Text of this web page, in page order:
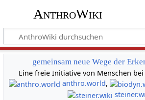
AnthroWiki
gemeinsam neue Wege der
Eine freie Initiative von Menschen bei
anthro.world,